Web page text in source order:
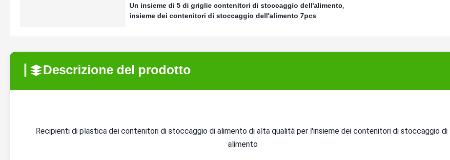
Un insieme di 5 di griglie contenitori di stoccaggio dell'alimento
insieme dei contenitori di stoccaggio dell'alimento 7pcs
Descrizione del prodotto
Recipienti di plastica dei contenitori di stoccaggio di alimento di alta qualità per l'insieme dei contenitori di stoccaggio di
alimento